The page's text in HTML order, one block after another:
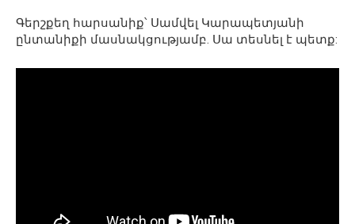
Գերշքեղ հարսանիք՝ Սամվել Կարապետյանի
ընտանիքի մասնակցությամբ. Սա տեսնել է պետք: